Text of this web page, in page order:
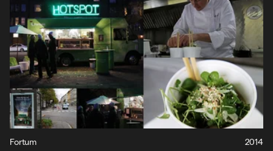
Projekt
Nyheter
Om oss
Kontakt
Fortum 2014